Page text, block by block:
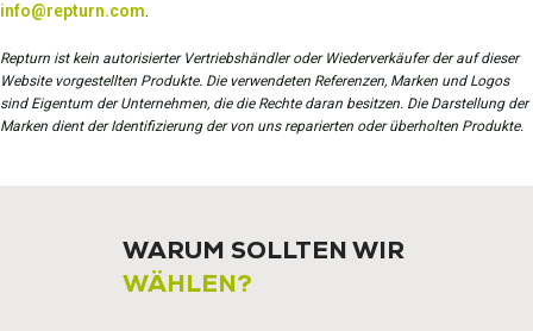
info@repturn.com
Repturn ist kein autorisierter Vertriebshändler oder Wiederverkäufer der auf dieser
Website vorgestellten Produkte. Die verwendeten Referenzen, Marken und Logos
sind Eigentum der Unternehmen, die die Rechte daran besitzen. Die Darstellung der
Marken dient der Identifizierung der von uns reparierten oder überholten Produkte.
WARUM SOLLTEN WIR
WÄHLEN?